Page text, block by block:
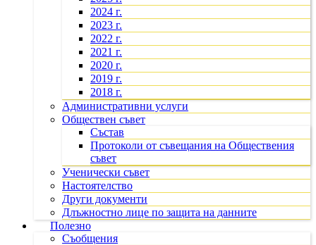
2024 г.
2023 г.
2022 г.
2021 г.
2020 г.
2019 г.
2018 г.
Административни услуги
Обществен съвет
Състав
Протоколи от съвещания на Обществения
съвет
Ученически съвет
Настоятелство
Други документи
Длъжностно лице по защита на данните
Полезно
Съобщения